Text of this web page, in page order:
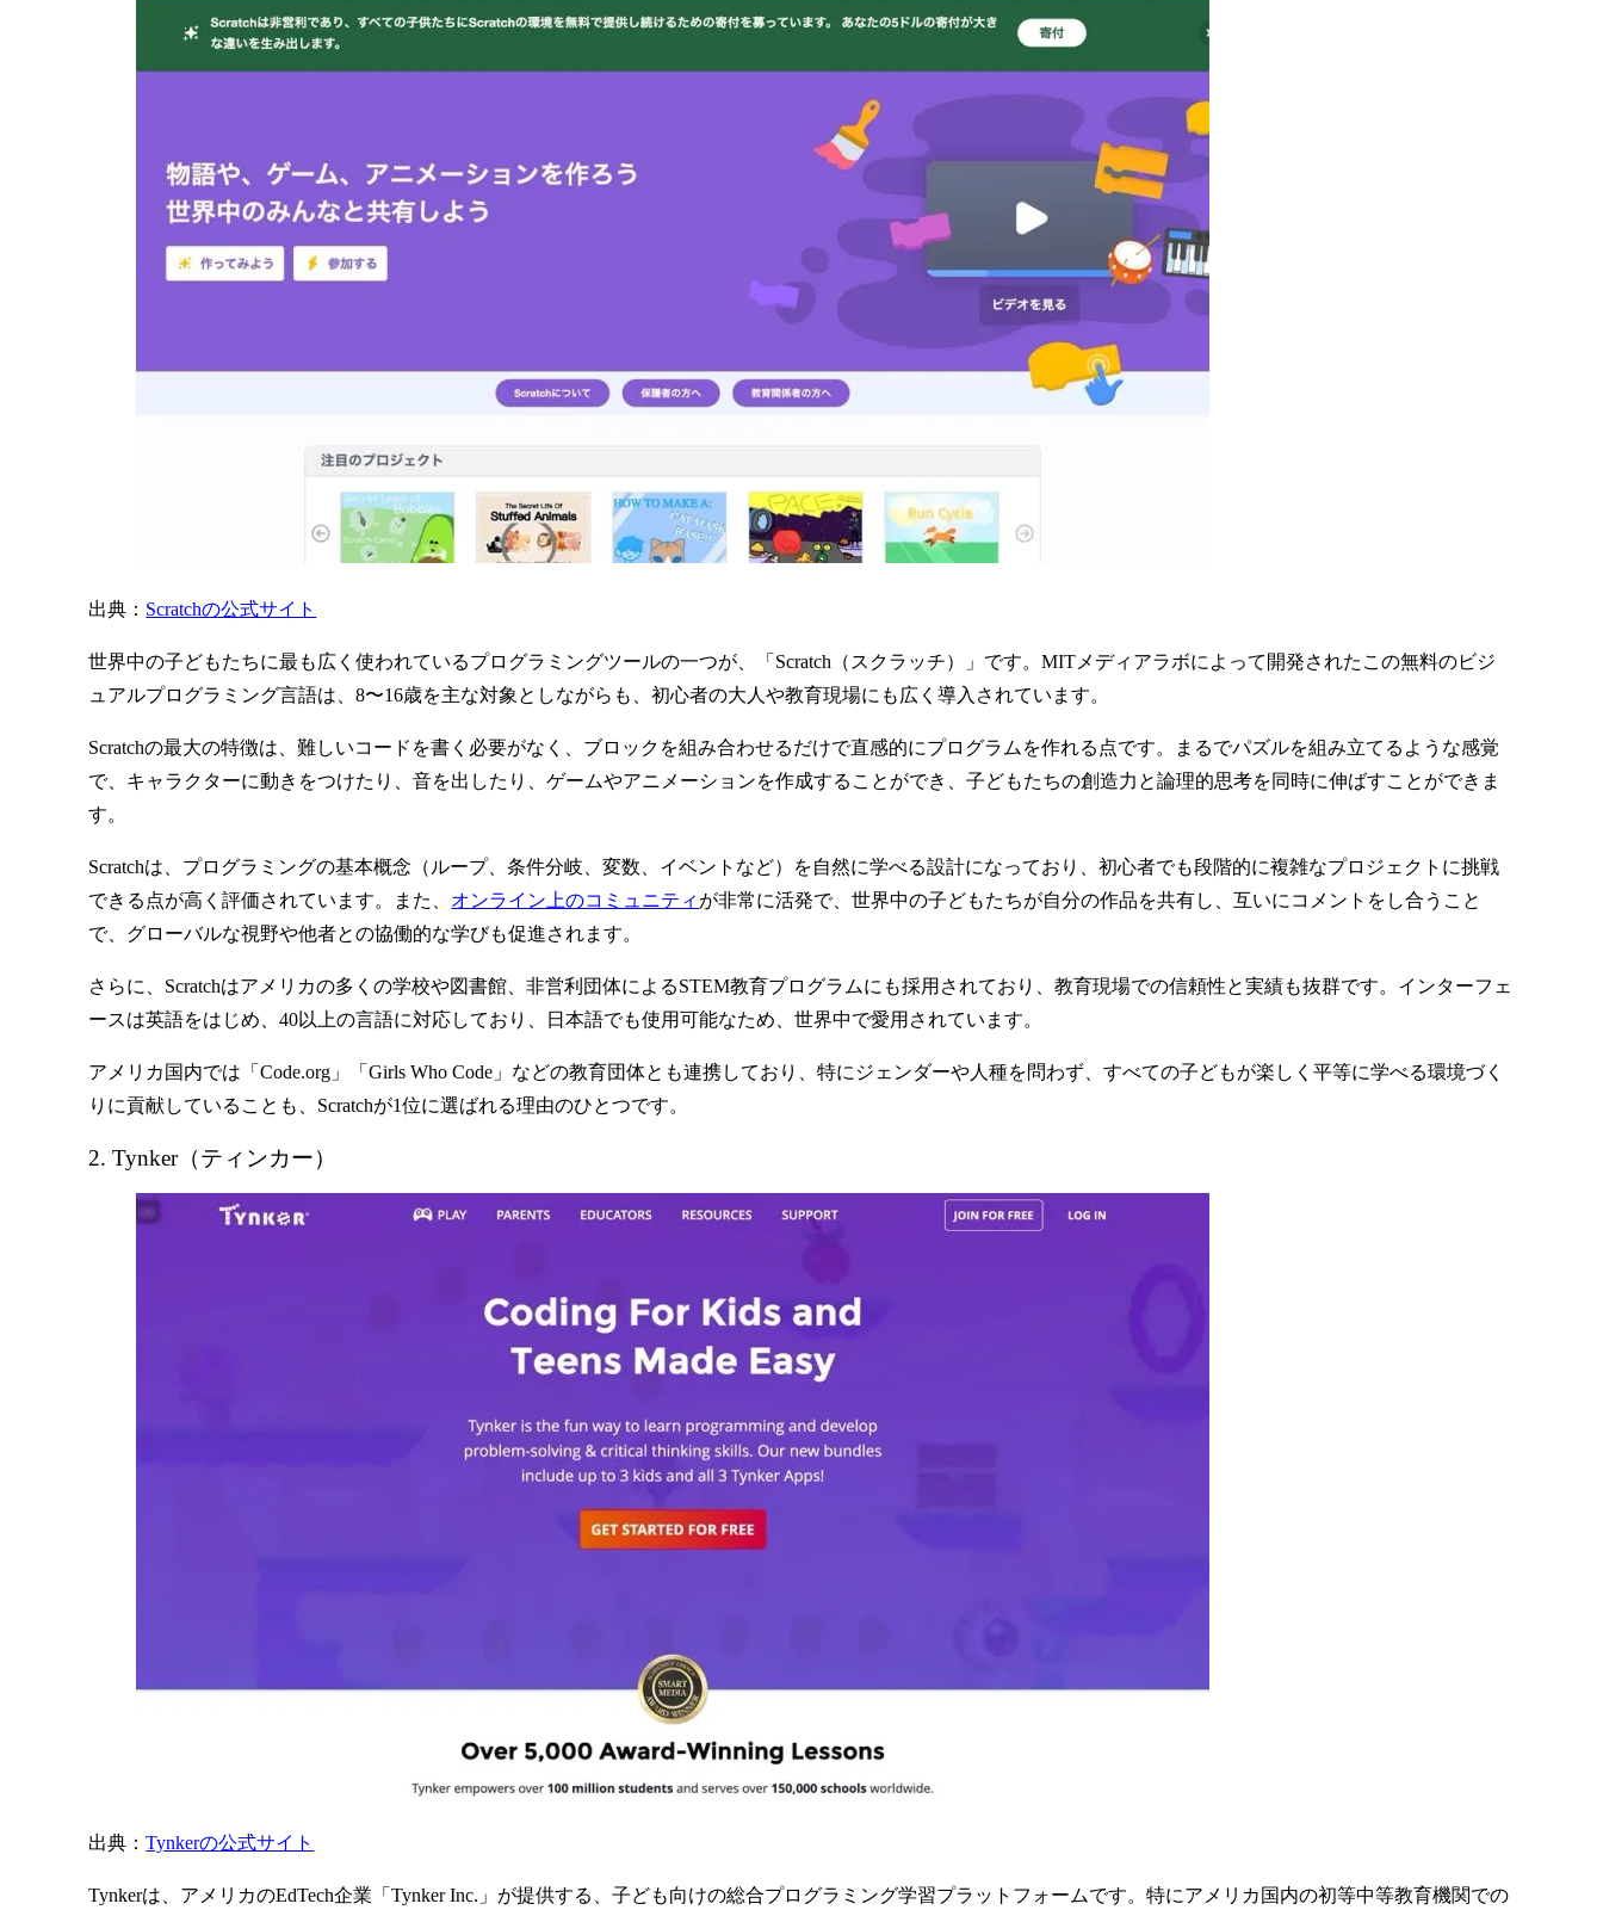
出典： Scratchの公式サイト
世界中の子どもたちに最も広く使われているプログラミングツールの一つが、「Scratch（スクラッチ）」です。MITメディアラボによって開発されたこの無料のビジ
ュアルプログラミング言語は、8〜16歳を主な対象としながらも、初心者の大人や教育現場にも広く導入されています。
Scratchの最大の特徴は、難しいコードを書く必要がなく、ブロックを組み合わせるだけで直感的にプログラムを作れる点です。まるでパズルを組み立てるような感覚
で、キャラクターに動きをつけたり、音を出したり、ゲームやアニメーションを作成することができ、子どもたちの創造力と論理的思考を同時に伸ばすことができま
す。
Scratchは、プログラミングの基本概念（ループ、条件分岐、変数、イベントなど）を自然に学べる設計になっており、初心者でも段階的に複雑なプロジェクトに挑戦
できる点が高く評価されています。また、 オンライン上のコミュニティ が非常に活発で、世界中の子どもたちが自分の作品を共有し、互いにコメントをし合うこと
で、グローバルな視野や他者との協働的な学びも促進されます。
さらに、Scratchはアメリカの多くの学校や図書館、非営利団体によるSTEM教育プログラムにも採用されており、教育現場での信頼性と実績も抜群です。インターフェ
ースは英語をはじめ、40以上の言語に対応しており、日本語でも使用可能なため、世界中で愛用されています。
アメリカ国内では「Code.org」「Girls Who Code」などの教育団体とも連携しており、特にジェンダーや人種を問わず、すべての子どもが楽しく平等に学べる環境づく
りに貢献していることも、Scratchが1位に選ばれる理由のひとつです。
2. Tynker（ティンカー）
出典：Tynkerの公式サイト
Tynkerは、アメリカのEdTech企業「Tynker Inc.」が提供する、子ども向けの総合プログラミング学習プラットフォームです。特にアメリカ国内の初等中等教育機関での